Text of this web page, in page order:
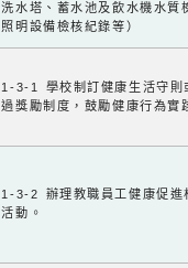
洗水塔、蓄水池及飲水機水質
照明設備檢核紀錄等）
1-3-1 學校制訂健康生活守則
過獎勵制度，鼓勵健康行為實
1-3-2 辦理教職員工健康促進
活動。